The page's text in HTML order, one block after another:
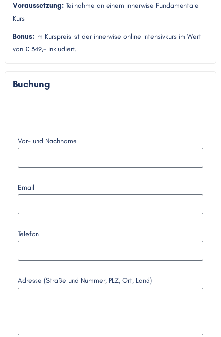
Voraussetzung: Teilnahme an einem innerwise Fundamentale
Kurs
Bonus: Im Kurspreis ist der innerwise online Intensivkurs im Wert
von € 349,- inkludiert.
Buchung
Vor- und Nachname
Email
Telefon
Adresse (Straße und Nummer, PLZ, Ort, Land)